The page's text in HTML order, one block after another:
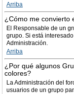
Arriba
¿Cómo me convierto
El Responsable de un
grupo. Si está
Administración.
Arriba
¿Por qué algunos
colores?
La Administración del
usuarios de un grupo